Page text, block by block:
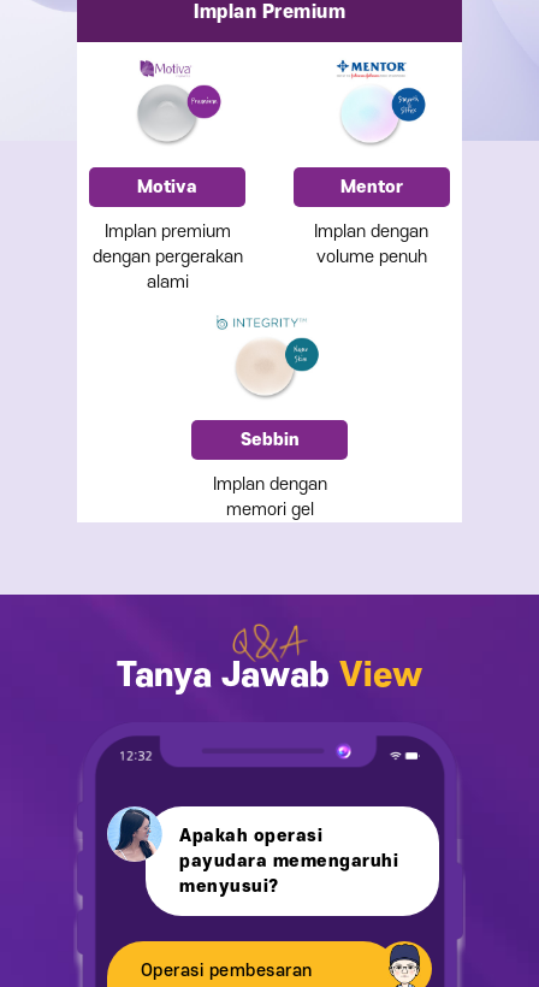
Implan Premium
Motiva
Implan premium
dengan pergerakan
alami
Mentor
Implan dengan
volume penuh
Sebbin
Implan dengan
memori gel
Tanya Jawab View
Apakah operasi
payudara memengaruhi
menyusui?
Operasi pembesaran